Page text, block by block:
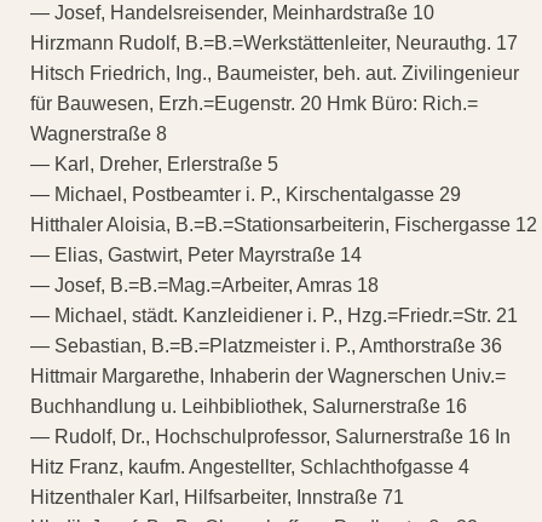
— Josef, Handelsreisender, Meinhardstraße 10
Hirzmann Rudolf, B.=B.=Werkstättenleiter, Neurauthg. 17
Hitsch Friedrich, Ing., Baumeister, beh. aut. Zivilingenieur
für Bauwesen, Erzh.=Eugenstr. 20 Hmk Büro: Rich.=
Wagnerstraße 8
— Karl, Dreher, Erlerstraße 5
— Michael, Postbeamter i. P., Kirschentalgasse 29
Hitthaler Aloisia, B.=B.=Stationsarbeiterin, Fischergasse 12
— Elias, Gastwirt, Peter Mayrstraße 14
— Josef, B.=B.=Mag.=Arbeiter, Amras 18
— Michael, städt. Kanzleidiener i. P., Hzg.=Friedr.=Str. 21
— Sebastian, B.=B.=Platzmeister i. P., Amthorstraße 36
Hittmair Margarethe, Inhaberin der Wagnerschen Univ.=
Buchhandlung u. Leihbibliothek, Salurnerstraße 16
— Rudolf, Dr., Hochschulprofessor, Salurnerstraße 16 In
Hitz Franz, kaufm. Angestellter, Schlachthofgasse 4
Hitzenthaler Karl, Hilfsarbeiter, Innstraße 71